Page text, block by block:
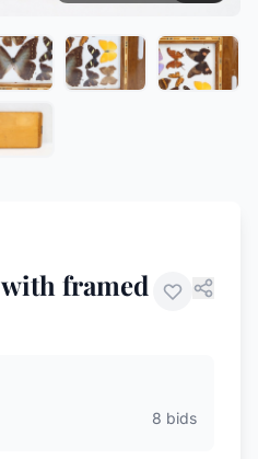
framed
8 bids